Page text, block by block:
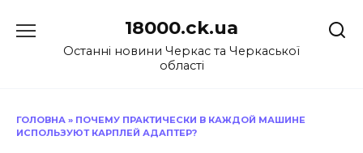
до
18000.ck.ua
Останні новини Черкас та Черкаської
області
ГОЛОВНА » ПОЧЕМУ ПРАКТИЧЕСКИ В КАЖДОЙ МАШИНЕ
ИСПОЛЬЗУЮТ КАРПЛЕЙ АДАПТЕР?